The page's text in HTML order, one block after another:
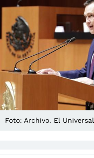
Foto: Archivo. El Universal